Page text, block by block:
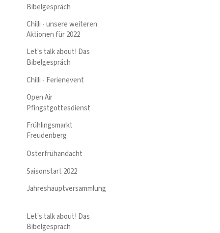
Bibelgespräch
Chilli - unsere weiteren
Aktionen für 2022
Let's talk about! Das
Bibelgespräch
Chilli - Ferienevent
Open Air
Pfingstgottesdienst
Frühlingsmarkt
Freudenberg
Osterfrühandacht
Saisonstart 2022
Jahreshauptversammlung
Let's talk about! Das
Bibelgespräch